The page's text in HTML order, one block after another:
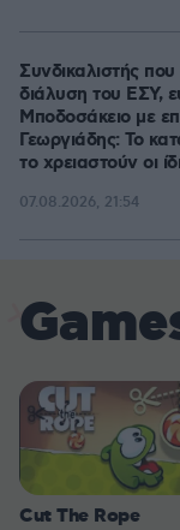
Συνδικαλιστής που
διάλυση του ΕΣΥ,
Μποδοσάκειο με
Γεωργιάδης: Το
το χρειαστούν οι
07.08.2026, 21:54
Cut The Rope